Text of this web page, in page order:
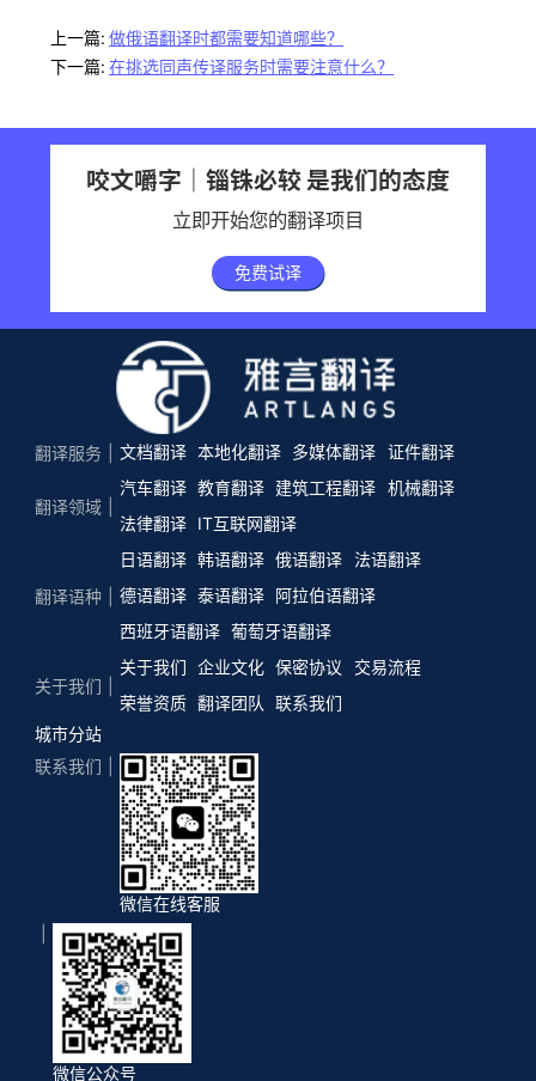
上一篇: 做俄语翻译时都需要知道哪些？
下一篇: 在挑选同声传译服务时需要注意什么？
咬文嚼字｜锱铢必较 是我们的态度
立即开始您的翻译项目
免费试译
翻译服务 文档翻译 本地化翻译 多媒体翻译 证件翻译
翻译领域
汽车翻译 教育翻译 建筑工程翻译 机械翻译
法律翻译
IT互联网翻译
翻译语种
日语翻译 韩语翻译 俄语翻译
法语翻译
德语翻译 泰语翻译 阿拉伯语翻译
西班牙语翻译 葡萄牙语翻译
关于我们
关于我们 企业文化 保密协议
交易流程
荣誉资质 翻译团队
联系我们
城市分站
联系我们
微信在线客服
微信公众号